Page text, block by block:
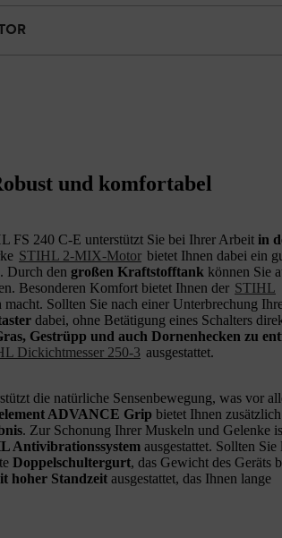
und komfortabel
FS 240 C-E unterstützt Sie bei Ihrer Arbeit in
STIHL 2-MIX-Motor bietet Ihnen dabei ein
Durch den großen Kraftstofftank können Sie
Besonderen Komfort bietet Ihnen der STIHL
macht. Sollten Sie nach einer Unterbrechung
dabei, ohne Betätigung eines Schalters
Gestrüpp und auch Dornenhecken zu
Dickichtmesser 250-3 ausgestattet.
die natürliche Sensenbewegung, was vor
ADVANCE Grip bietet Ihnen
. Zur Schonung Ihrer Muskeln und Gelenke
Antivibrationssystem ausgestattet. Sollten Sie
Doppelschultergurt, das Gewicht des Geräts
hoher Standzeit ausgestattet, das Ihnen lange